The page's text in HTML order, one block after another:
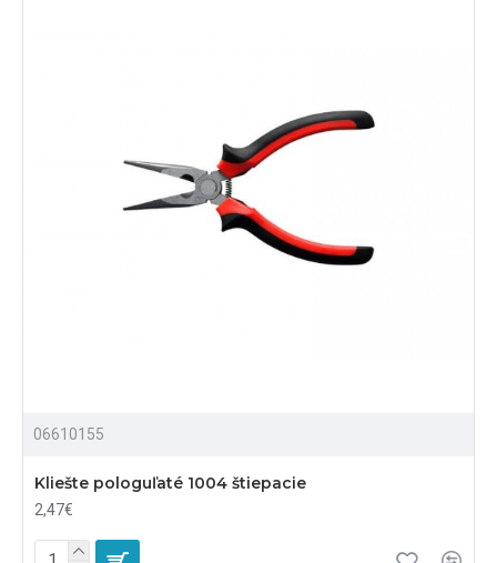
06610155
Kliešte pologuľaté 1004 štiepacie
2,47€